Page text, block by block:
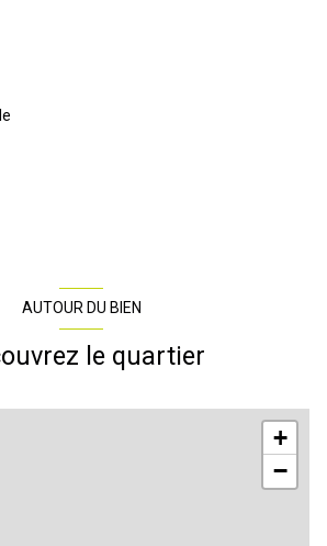
AUTOUR DU BIEN
le quartier
+
−